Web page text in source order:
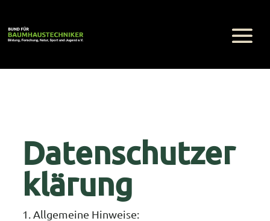
Datenschutzer
klärung
1. Allgemeine Hinweise: